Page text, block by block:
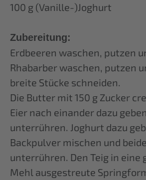
100 g (Vanille-)Joghurt
Zubereitung:
Erdbeeren waschen, putzen
Rhabarber waschen, putzen
breite Stücke schneiden.
Die Butter mit 150 g Zucker
Eier nach einander dazu
unterrühren. Joghurt dazu
Backpulver mischen und
unterrühren. Den Teig in
Mehl ausgestreute